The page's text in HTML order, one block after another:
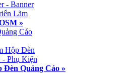
- Banner
Lãm
»
Cáo
Hộp Đèn
Phụ Kiện
Đèn Quảng Cáo »